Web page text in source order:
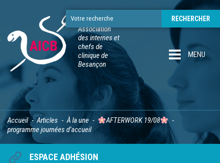
Association
des internes et
chefs de
clinique de
Besançon
MENU
Accueil Articles À la une
AFTERWORK 19/08
programme journées d’accueil
ESPACE ADHÉSION